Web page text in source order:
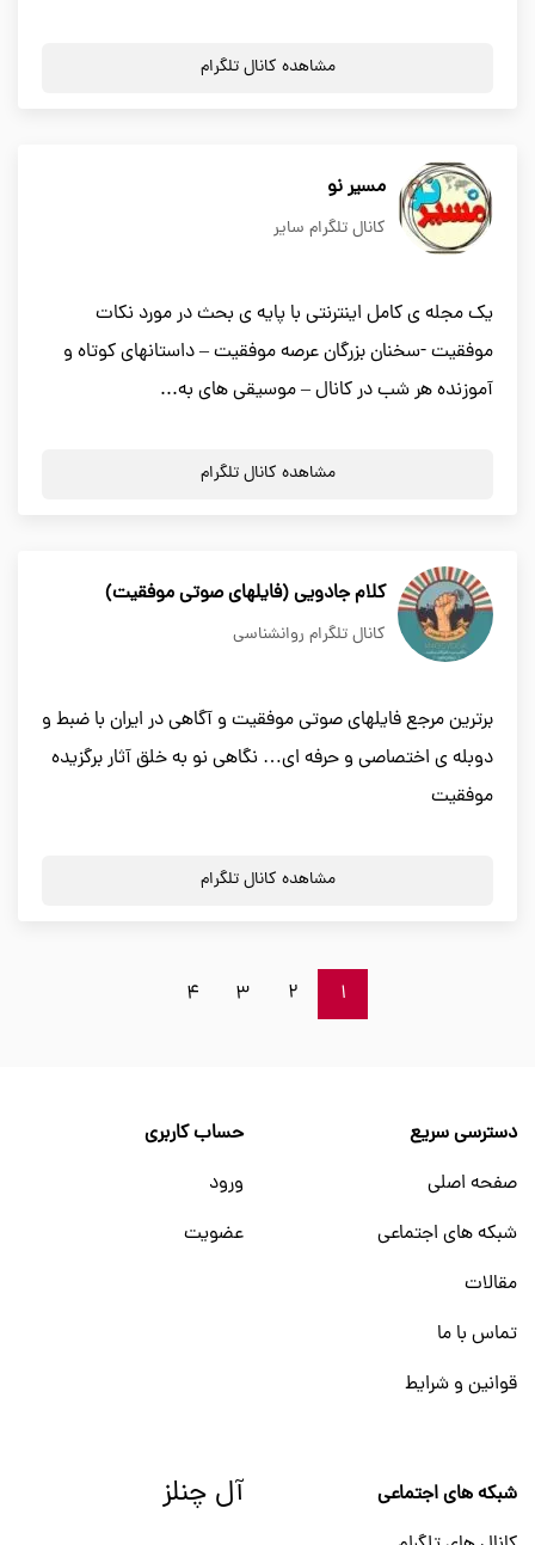
مشاهده کانال تلگرام
مسیر نو
کانال تلگرام سایر
یک مجله ی کامل اینترنتی با پایه ی بحث در مورد نکات
موفقیت -سخنان بزرگان عرصه موفقیت – داستانهای کوتاه و
آموزنده هر شب در کانال – موسیقی های به...
مشاهده کانال تلگرام
کلام جادویی (فایلهای صوتی موفقیت)
کانال تلگرام روانشناسی
برترین مرجع فایلهای صوتی موفقیت و آگاهی در ایران با ضبط و
دوبله ی اختصاصی و حرفه ای… نگاهی نو به خلق آثار برگزیده
موفقیت
مشاهده کانال تلگرام
1
2
3
4
دسترسی سریع
صفحه اصلی
شبکه های اجتماعی
مقالات
تماس با ما
قوانین و شرایط
حساب کاربری
ورود
عضویت
شبکه های اجتماعی
آل چنلز